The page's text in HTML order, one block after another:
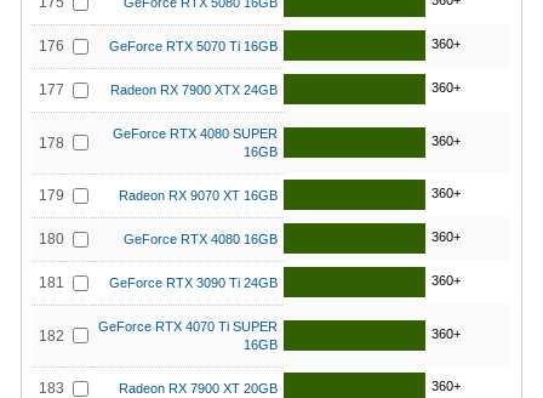
176 GeForce RTX 5070 Ti 16GB 360+
177 Radeon RX 7900 XTX 24GB 360+
178
GeForce RTX 4080 SUPER
16GB
360+
179 Radeon RX 9070 XT 16GB 360+
180 GeForce RTX 4080 16GB 360+
181 GeForce RTX 3090 Ti 24GB 360+
182
GeForce RTX 4070 Ti SUPER
16GB
360+
183 Radeon RX 7900 XT 20GB 360+